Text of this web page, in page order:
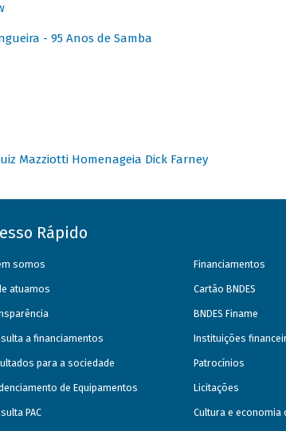
- 95 Anos de Samba
Mazziotti Homenageia Dick Farney
Rápido
somos
atuamos
a financiamentos
para a sociedade
de Equipamentos
PAC
Financiamentos
Cartão BNDES
BNDES Finame
Instituições
Patrocínios
Licitações
Cultura e economia